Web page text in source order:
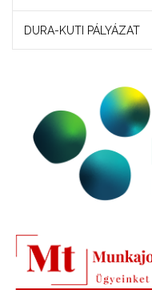
DURA-KUTI PÁLYÁZAT